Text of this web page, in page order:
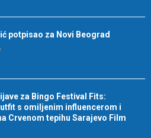
potpisao za Novi Beograd
za Bingo Festival Fits:
s omiljenim influencerom i
Crvenom tepihu Sarajevo Film